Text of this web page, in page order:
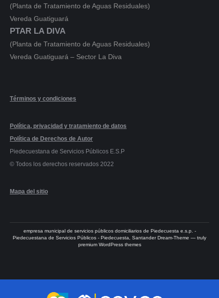
(Planta de Tratamiento de Aguas Residuales)
Vereda Guatiguará
PTAR LA DIVA
(Planta de Tratamiento de Aguas Residuales)
Vereda Guatiguará – Sector La Diva
Términos y condiciones
Política, privacidad y tratamiento de datos
Política de Derechos de Autor
Piedecuestana de Servicios Públicos E.S.P
© Todos los derechos reservados 2022
Mapa del sitio
empresa municipal de servicios públicos domiciliarios de Piedecuesta e.s.p. -
Piedecuestana de Servicios Públicos - Piedecuesta, Santander Dream-Theme — truly
premium WordPress themes